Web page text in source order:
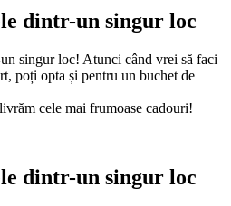
dintr-un singur loc
singur loc! Atunci când vrei să faci
poți opta și pentru un buchet de
cele mai frumoase cadouri!
dintr-un singur loc